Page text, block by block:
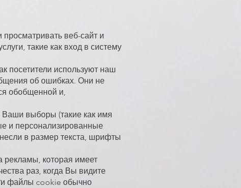
веб-сайт и
такие как вход в систему
посетители используют наш
об ошибках. Они не
обобщенной и,
выборы (такие как имя
и персонализированные
в размер текста, шрифты
которая имеет
раз, когда Вы видите
файлы cookie обычно